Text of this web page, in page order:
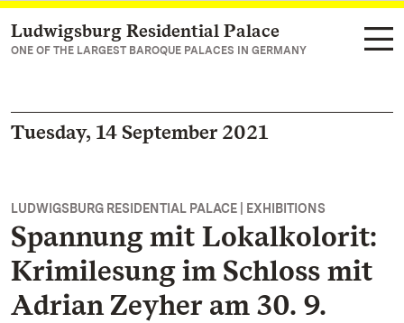
Navigate to main page
Ludwigsburg Residential Palace
ONE OF THE LARGEST BAROQUE PALACES IN GERMANY
Tuesday, 14 September 2021
LUDWIGSBURG RESIDENTIAL PALACE | EXHIBITIONS
Spannung mit Lokalkolorit:
Krimilesung im Schloss mit
Adrian Zeyher am 30. 9.